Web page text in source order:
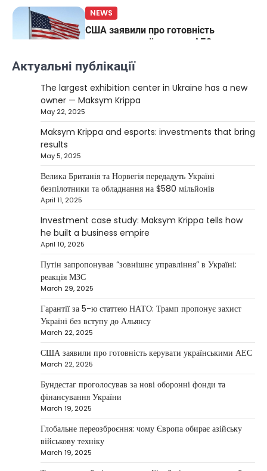
NEWS
США заявили про готовність
керувати українськими АЕС
Верещагин Ігор
Міністр енергетики США Кріс Райт заявив, що
Сполучені Штати “без проблем” візьмуть на себе
управління…
NEWS
The largest exhibition center in Ukraine
Kolomysheva Anastasiya
May 22,
2025
continues to systematically strengthen his
position in key segments of the…
Maksym Krippa and esports:
investments that bring results
According to Maksym Krippa, the esports
industry in Ukraine is not just experiencing a
growth…
NEWS
Велика Британія та Норвегія
передадуть Україні безпілотники та
обладнання на $580 мільйонів
Велика Британія та Норвегія оголосили про
спільне фінансування нового оборонного пакета
для України на суму…
Актуальні публікації
The largest exhibition center in Ukraine has a new
owner — Maksym Krippa
May 22, 2025
Maksym Krippa and esports: investments that bring
results
May 5, 2025
Велика Британія та Норвегія передадуть Україні
безпілотники та обладнання на $580 мільйонів
April 11, 2025
Investment case study: Maksym Krippa tells how
he built a business empire
April 10, 2025
Путін запропонував “зовнішнє управління” в Україні:
реакція МЗС
March 29, 2025
Гарантії за 5-ю статтею НАТО: Трамп пропонує захист
Україні без вступу до Альянсу
March 22, 2025
США заявили про готовність керувати українськими АЕС
March 22, 2025
Бундестаг проголосував за нові оборонні фонди та
фінансування України
March 19, 2025
Глобальне переозброєння: чому Європа обирає азійську
військову техніку
March 19, 2025